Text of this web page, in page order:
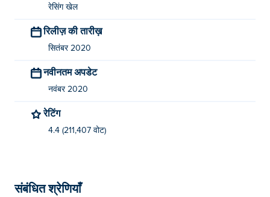
रेसिंग खेल
रिलीज़ की तारीख़
सितंबर 2020
नवीनतम अपडेट
नवंबर 2020
रेटिंग
4.4 (211,407 वोट)
संबंधित श्रेणियाँ